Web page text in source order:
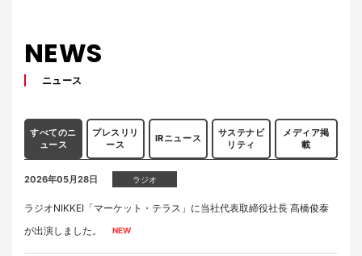
NEWS
ニュース
すべてのニ
ュース
プレスリリ
ース
IRニュース
サステナビ
リティ
メディア掲
載
2026年05月28日 ラジオ
ラジオNIKKEI「マーケット・テラス」に当社代表取締役社長 髙橋俊泰
が出演しました。